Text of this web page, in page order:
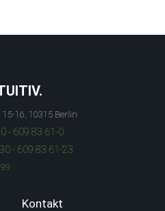
15-16, 10315 Berlin
- 609 83 61-0
- 609 83 61-23
Kontakt